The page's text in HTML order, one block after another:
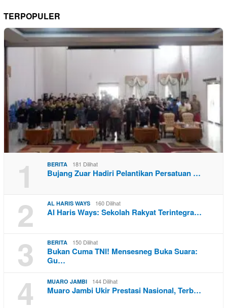
TERPOPULER
1 BERITA 181 Dilihat
Bujang Zuar Hadiri Pelantikan Persatuan …
2 AL HARIS WAYS 160 Dilihat
Al Haris Ways: Sekolah Rakyat Terintegra…
3 BERITA 150 Dilihat
Bukan Cuma TNI! Mensesneg Buka Suara:
Gu…
4 MUARO JAMBI 144 Dilihat
Muaro Jambi Ukir Prestasi Nasional, Terb…